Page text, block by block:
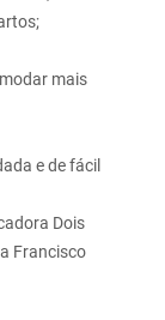
mais
e de fácil
Dois
Francisco